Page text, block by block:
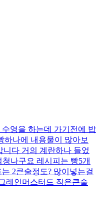
영을 하는데 가기전에 밥
하나에 내용물이 많아보
니다 거의 계란하나 들었
나구요 레시피는 빵5개
2큰술정도? 많이넣는걸
레인머스터드 작은큰술